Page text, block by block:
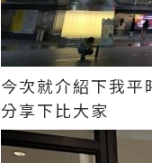
今次就介紹下我
分享下比大家